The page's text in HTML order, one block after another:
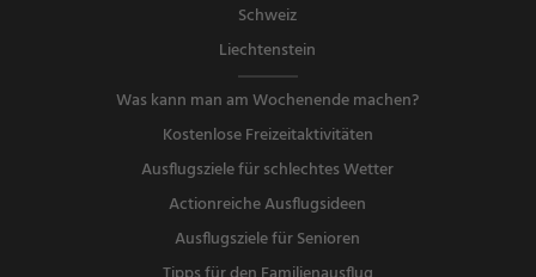
Schweiz
Liechtenstein
Was kann man am Wochenende machen?
Kostenlose Freizeitaktivitäten
Ausflugsziele für schlechtes Wetter
Actionreiche Ausflugsideen
Ausflugsziele für Senioren